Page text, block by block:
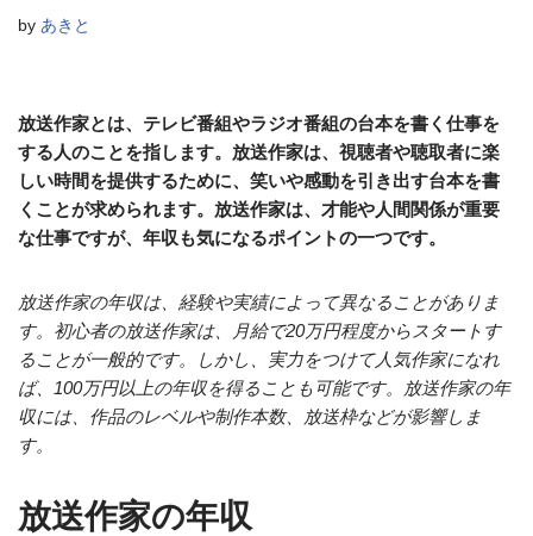
by あきと
放送作家とは、テレビ番組やラジオ番組の台本を書く仕事を
する人のことを指します。放送作家は、視聴者や聴取者に楽
しい時間を提供するために、笑いや感動を引き出す台本を書
くことが求められます。放送作家は、才能や人間関係が重要
な仕事ですが、年収も気になるポイントの一つです。
放送作家の年収は、経験や実績によって異なることがありま
す。初心者の放送作家は、月給で20万円程度からスタートす
ることが一般的です。しかし、実力をつけて人気作家になれ
ば、100万円以上の年収を得ることも可能です。放送作家の年
収には、作品のレベルや制作本数、放送枠などが影響しま
す。
放送作家の年収